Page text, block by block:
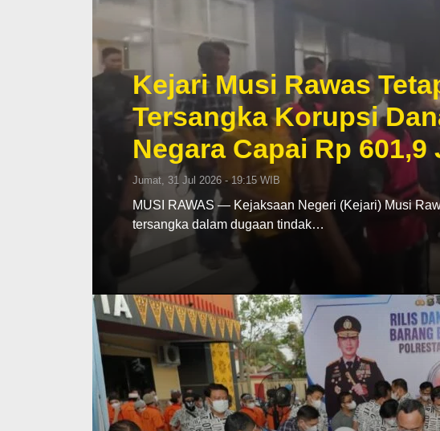
Kejari Musi Rawas
Tersangka Korupsi
Negara Capai Rp 601,9
Jumat, 31 Jul 2026 - 19:15 WIB
MUSI RAWAS — Kejaksaan Negeri (Kejari) Musi
tersangka dalam dugaan tindak…